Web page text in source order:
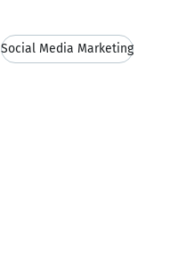
Social Media Marketing